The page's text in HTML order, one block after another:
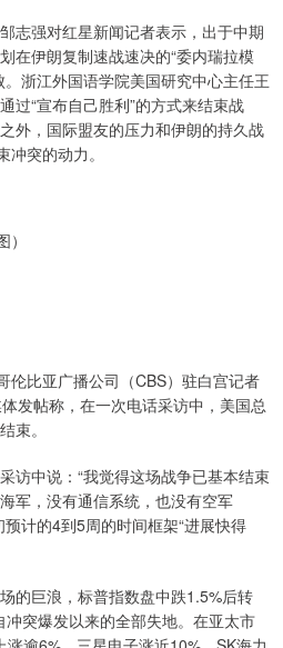
志强对红星新闻记者表示，出于中期
在伊朗复制速战速决的“委内瑞拉模
浙江外国语学院美国研究中心主任王
过“宣布自己胜利”的方式来结束战
外，国际盟友的压力和伊朗的持久战
突的动力。
伦比亚广播公司（CBS）驻白宫记者
发帖称，在一次电话采访中，美国总
束。
访中说：“我觉得这场战争已基本结束
军，没有通信系统，也没有空军
计的4到5周的时间框架“进展快得
的巨浪，标普指数盘中跌1.5%后转
突爆发以来的全部失地。在亚太市